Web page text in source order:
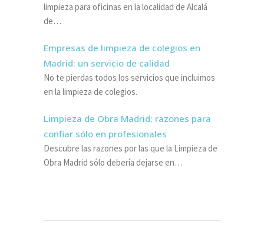
limpieza para oficinas en la localidad de Alcalá
de…
Empresas de limpieza de colegios en
Madrid: un servicio de calidad
No te pierdas todos los servicios que incluimos
en la limpieza de colegios.
Limpieza de Obra Madrid: razones para
confiar sólo en profesionales
Descubre las razones por las que la Limpieza de
Obra Madrid sólo debería dejarse en…